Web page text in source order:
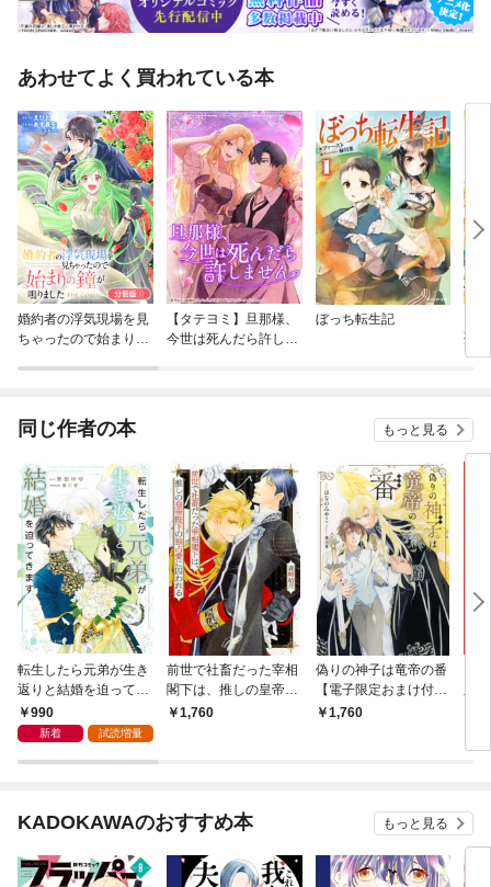
あわせてよく買われている本
婚約者の浮気現場を見
ちゃったので始まりの
【タテヨミ】旦那様、
今世は死んだら許しま
ぼっち転生記
聖
す
同じ作者の本 もっと見る
転生したら元弟が生き
返りと結婚を迫ってき
ます【電子書籍限定
版】
990
新着 試読増量
前世で社畜だった宰相
閣下は、推しの皇帝陛
下の独占愛に囚われる
1,760
偽りの神子は竜帝の番
【電子限定おまけ付き
＆イラスト収録】
1,760
版
KADOKAWAのおすすめ本 もっと見る